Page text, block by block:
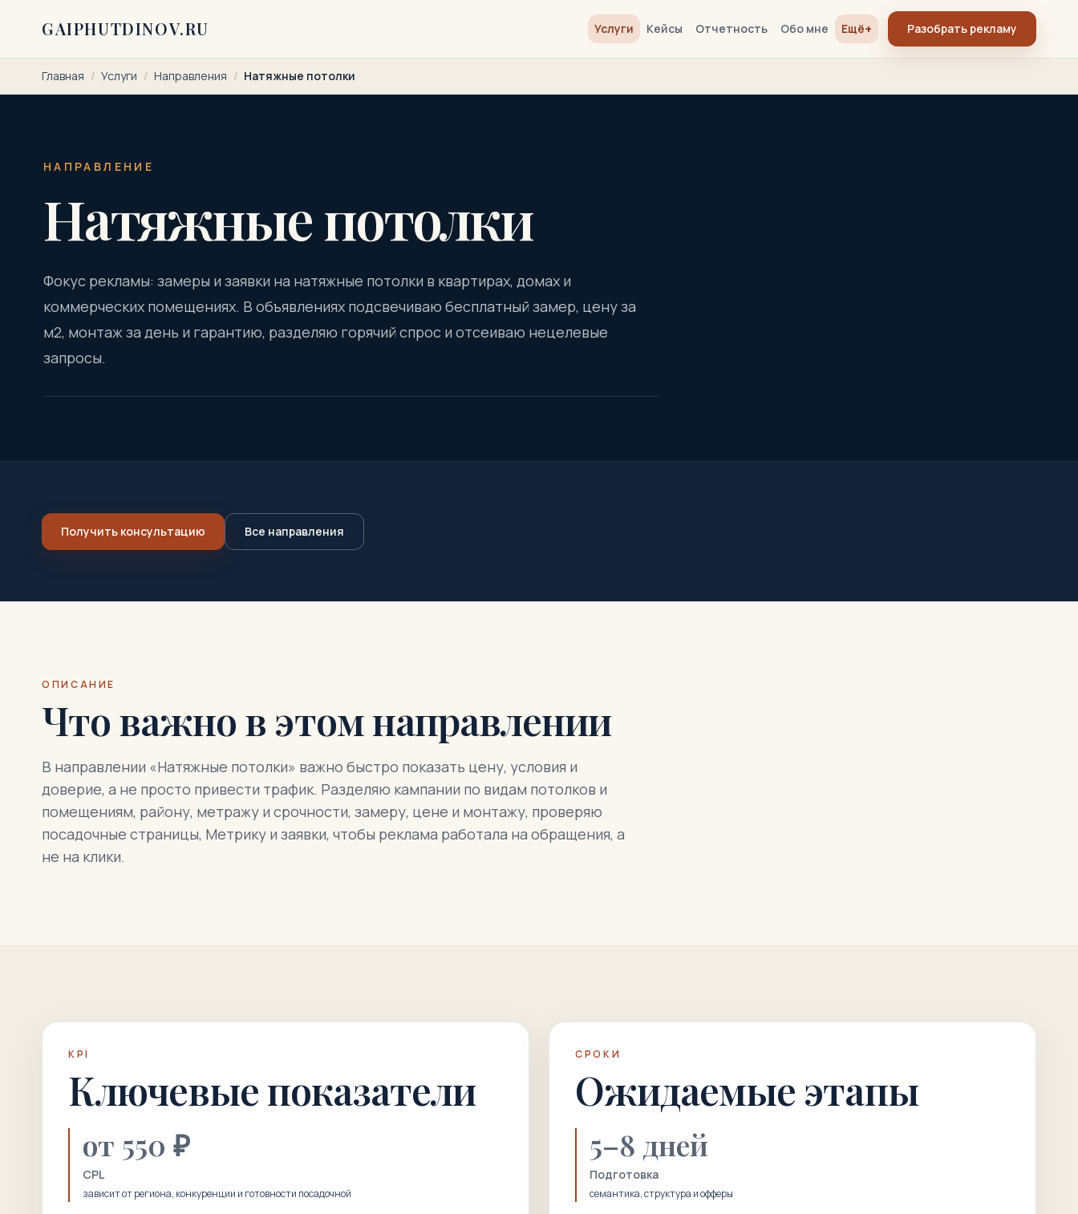
GAIPHUTDINOV.RU Услуги Кейсы Отчетность Обо мне Ещё+ Разобрать рекламу
Главная / Услуги / Направления / Натяжные потолки
НАПРАВЛЕНИЕ
Натяжные потолки
Фокус рекламы: замеры и заявки на натяжные потолки в квартирах, домах и
коммерческих помещениях. В объявлениях подсвечиваю бесплатный замер, цену за
м2, монтаж за день и гарантию, разделяю горячий спрос и отсеиваю нецелевые
запросы.
Получить консультацию Все направления
ОПИСАНИЕ
Что важно в этом направлении
В направлении «Натяжные потолки» важно быстро показать цену, условия и
доверие, а не просто привести трафик. Разделяю кампании по видам потолков и
помещениям, району, метражу и срочности, замеру, цене и монтажу, проверяю
посадочные страницы, Метрику и заявки, чтобы реклама работала на обращения, а
не на клики.
KPI
Ключевые показатели
от 550 ₽
CPL
зависит от региона, конкуренции и готовности посадочной
СРОКИ
Ожидаемые этапы
5–8 дней
Подготовка
семантика, структура и офферы